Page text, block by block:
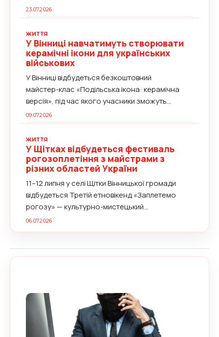
23.07.2026
ЖИТТЯ
У Вінниці навчатимуть створювати
керамічні ікони для українських
військових
У Вінниці відбудеться безкоштовний
майстер-клас «Подільська ікона: керамічна
версія», під час якого учасники зможуть...
09.07.2026
ЖИТТЯ
У Щітках відбудеться фестиваль
рогозоплетіння з майстрами з
різних областей України
11–12 липня у селі Щітки Вінницької громади
відбудеться Третій етновікенд «Заплетемо
рогозу» — культурно-мистецький...
06.07.2026